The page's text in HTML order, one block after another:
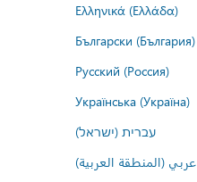
Ελληνικά (Ελλάδα)
Български (България)
Русский (Россия)
Українська (Україна)
עברית (ישראל)
عربي (المنطقة العربية)